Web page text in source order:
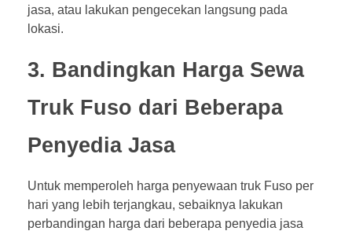
jasa, atau lakukan pengecekan langsung pada
lokasi.
3. Bandingkan Harga Sewa
Truk Fuso dari Beberapa
Penyedia Jasa
Untuk memperoleh harga penyewaan truk Fuso per
hari yang lebih terjangkau, sebaiknya lakukan
perbandingan harga dari beberapa penyedia jasa